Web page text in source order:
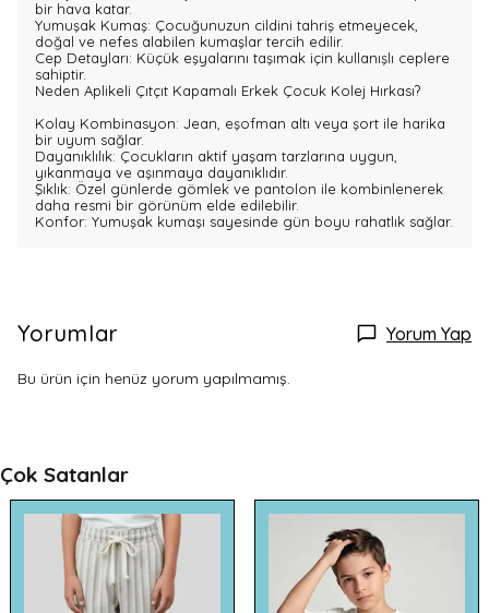
bir hava katar.
Yumuşak Kumaş: Çocuğunuzun cildini tahriş etmeyecek,
doğal ve nefes alabilen kumaşlar tercih edilir.
Cep Detayları: Küçük eşyalarını taşımak için kullanışlı ceplere
sahiptir.
Neden Aplikeli Çıtçıt Kapamalı Erkek Çocuk Kolej Hırkası?
Kolay Kombinasyon: Jean, eşofman altı veya şort ile harika
bir uyum sağlar.
Dayanıklılık: Çocukların aktif yaşam tarzlarına uygun,
yıkanmaya ve aşınmaya dayanıklıdır.
Şıklık: Özel günlerde gömlek ve pantolon ile kombinlenerek
daha resmi bir görünüm elde edilebilir.
Konfor: Yumuşak kumaşı sayesinde gün boyu rahatlık sağlar.
Yorumlar Yorum Yap
Bu ürün için henüz yorum yapılmamış.
Çok Satanlar